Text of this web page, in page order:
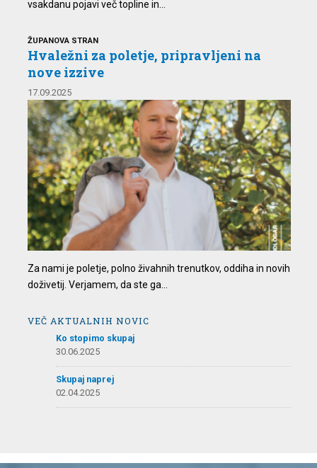
vsakdanu pojavi več topline in...
ŽUPANOVA STRAN
Hvaležni za poletje, pripravljeni na
nove izzive
17.09.2025
Za nami je poletje, polno živahnih trenutkov, oddiha in novih
doživetij. Verjamem, da ste ga...
VEČ AKTUALNIH NOVIC
Ko stopimo skupaj
30.06.2025
Skupaj naprej
02.04.2025